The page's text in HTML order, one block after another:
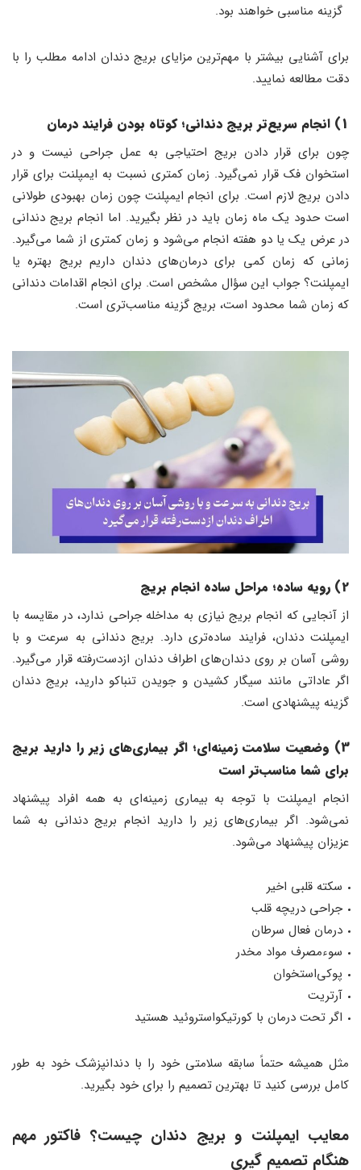
گزینه مناسبی خواهند بود.
برای آشنایی بیشتر با مهم‌ترین مزایای بریج دندان ادامه مطلب را با
دقت مطالعه نمایید.
1) انجام سریع‌تر بریج دندانی؛ کوتاه بودن فرایند درمان
چون برای قرار دادن بریج احتیاجی به عمل جراحی نیست و در
استخوان فک قرار نمی‌گیرد. زمان کمتری نسبت به ایمپلنت برای قرار
دادن بریج لازم است. برای انجام ایمپلنت چون زمان بهبودی طولانی
است حدود یک ماه زمان باید در نظر بگیرید. اما انجام بریج دندانی
در عرض یک یا دو هفته انجام می‌شود و زمان کمتری از شما می‌گیرد.
زمانی که زمان کمی برای درمان‌های دندان داریم بریج بهتره یا
ایمپلنت؟ جواب این سؤال مشخص است. برای انجام اقدامات دندانی
که زمان شما محدود است، بریج گزینه مناسب‌تری است.
2) رویه ساده؛ مراحل ساده انجام بریج
از آنجایی که انجام بریج نیازی به مداخله جراحی ندارد، در مقایسه با
ایمپلنت دندان، فرایند ساده‌تری دارد. بریج دندانی به سرعت و با
روشی آسان بر روی دندان‌های اطراف دندان ازدست‌رفته قرار می‌گیرد.
اگر عاداتی مانند سیگار کشیدن و جویدن تنباکو دارید، بریج دندان
گزینه پیشنهادی است.
3) وضعیت سلامت زمینه‌ای؛ اگر بیماری‌های زیر را دارید بریج
برای شما مناسب‌تر است
انجام ایمپلنت با توجه به بیماری زمینه‌ای به همه افراد پیشنهاد
نمی‌شود. اگر بیماری‌های زیر را دارید انجام بریج دندانی به شما
عزیزان پیشنهاد می‌شود.
سکته قلبی اخیر
جراحی دریچه قلب
درمان فعال سرطان
سوءمصرف مواد مخدر
پوکی‌استخوان
آرتریت
اگر تحت درمان با کورتیکواستروئید هستید
مثل همیشه حتماً سابقه سلامتی خود را با دندانپزشک خود به طور
کامل بررسی کنید تا بهترین تصمیم را برای خود بگیرید.
معایب ایمپلنت و بریج دندان چیست؟ فاکتور مهم
هنگام تصمیم گیری